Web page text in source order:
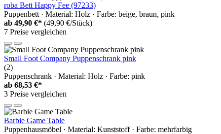
roba Bett Happy Fee (97233)
Puppenbett · Material: Holz · Farbe: beige, braun, pink
ab 49,90 €* (49,90 €/Stück)
7 Preise vergleichen
Small Foot Company Puppenschrank pink
(2)
Puppenschrank · Material: Holz · Farbe: pink
ab 68,53 €*
3 Preise vergleichen
Barbie Game Table
Puppenhausmöbel · Material: Kunststoff · Farbe: mehrfarbig